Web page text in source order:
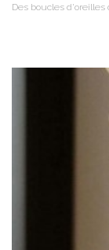
Des boucles d'oreilles